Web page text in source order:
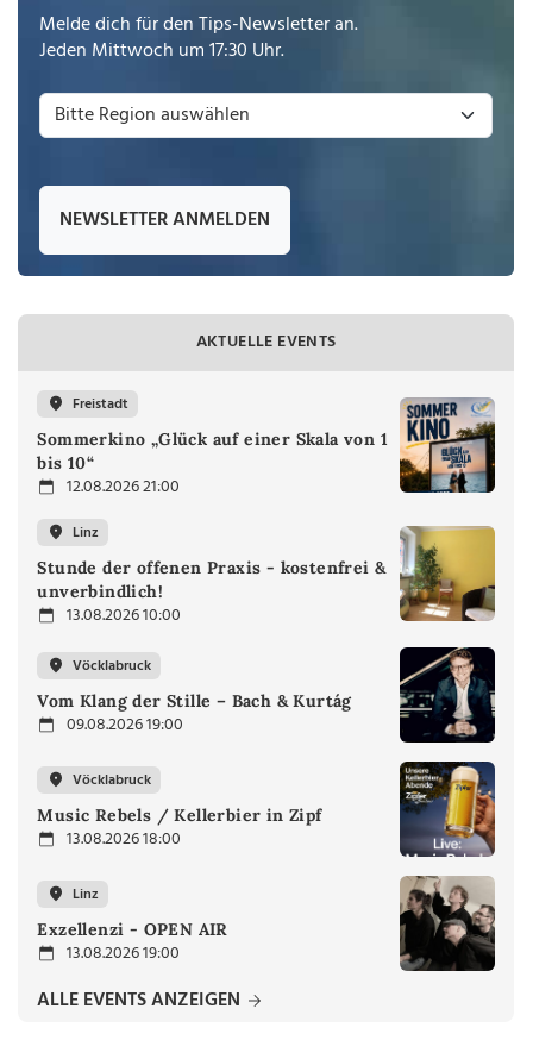
Melde dich für den Tips-Newsletter an.
Jeden Mittwoch um 17:30 Uhr.
NEWSLETTER ANMELDEN
AKTUELLE EVENTS
Freistadt
Sommerkino „Glück auf einer Skala von 1
bis 10“
12.08.2026 21:00
Linz
Stunde der offenen Praxis - kostenfrei &
unverbindlich!
13.08.2026 10:00
Vöcklabruck
Vom Klang der Stille – Bach & Kurtág
09.08.2026 19:00
Vöcklabruck
Music Rebels / Kellerbier in Zipf
13.08.2026 18:00
Linz
Exzellenzi - OPEN AIR
13.08.2026 19:00
ALLE EVENTS ANZEIGEN